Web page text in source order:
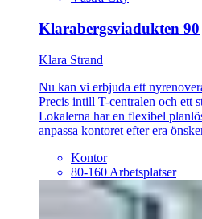
Klarabergsviadukten 90
Klara Strand
Nu kan vi erbjuda ett
Precis intill T-centralen och ett
Lokalerna har en flexibel
anpassa kontoret efter era
Kontor
80-160 Arbetsplatser